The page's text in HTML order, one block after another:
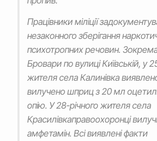
Працівники міліції
незаконного зберігання
психотропних речовин.
Бровари по вулиці Київській, у
жителя села Калинівка
вилучено шприц з 20 мл
опію. У 28-річного жителя села
Красилівкаправоохоронці
амфетамін. Всі виявлені факти